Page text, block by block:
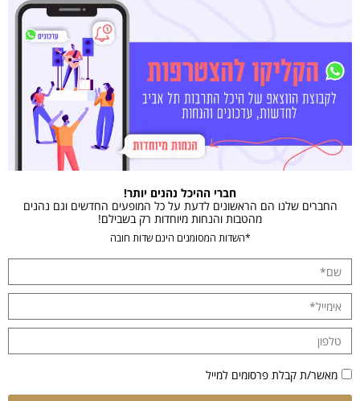
חברי ההיכל נהנים יותר!
החברים שלנו הם הראשונים לדעת על כל המופעים החדשים וגם נהנים
מהטבות והנחות מיוחדות רק בשבילם!
*השדות המסומנים הינם שדות חובה
מאשר/ת קבלת פרסומים למייל